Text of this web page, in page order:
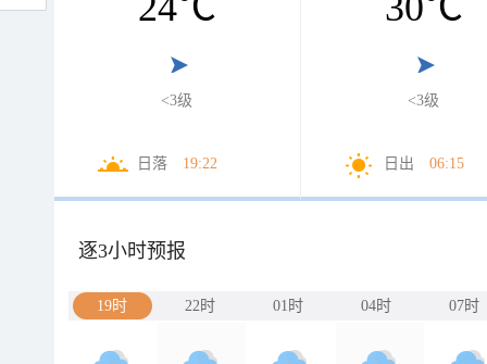
<3级
日落 19:22
<3级
日出 06:15
逐3小时预报
19时 22时 01时 04时 07时